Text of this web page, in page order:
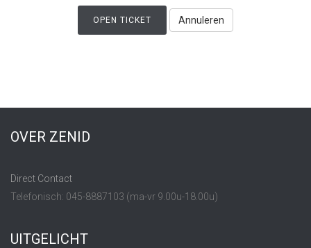
Annuleren
OVER ZENID
Direct Contact
Telefonisch: 045-8887103 (ma-vr 9.00u-18.00u)
UITGELICHT